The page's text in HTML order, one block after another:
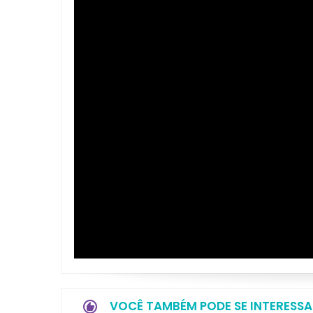
VOCÊ TAMBÉM PODE SE